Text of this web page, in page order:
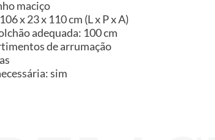
maciço
x 23 x 110 cm (L x P x A)
adequada: 100 cm
de arrumação
sim